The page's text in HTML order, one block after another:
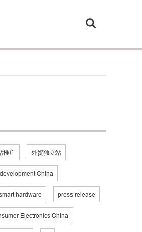
推广 外贸独立站
China
hardware press release
Electronics China